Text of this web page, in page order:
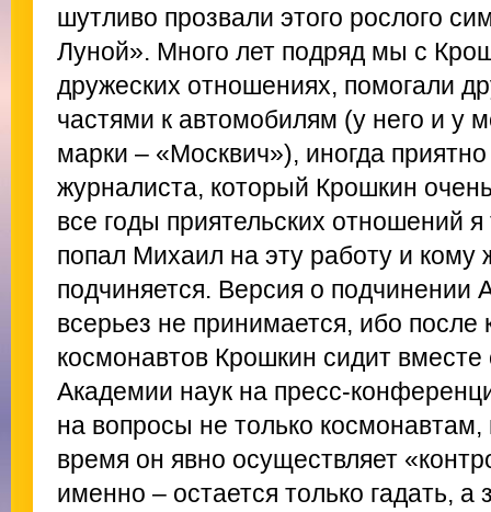
шутливо прозвали этого рослого
Луной». Много лет подряд мы с
дружеских отношениях, помогали
частями к автомобилям (у него и
марки – «Москвич»), иногда
журналиста, который Крошкин
все годы приятельских отношений я
попал Михаил на эту работу и
подчиняется. Версия о подчинении
всерьез не принимается, ибо после
космонавтов Крошкин сидит
Академии наук на пресс-
на вопросы не только
время он явно осуществляет
именно – остается только гадать,